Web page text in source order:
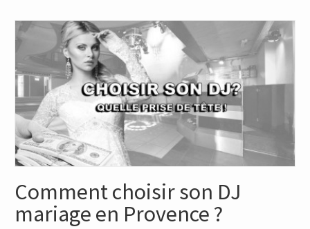
Comment choisir son DJ
mariage en Provence ?